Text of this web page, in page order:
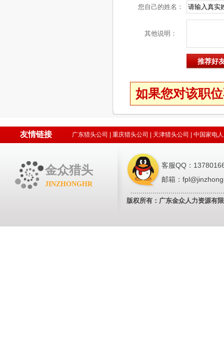
您自己的姓名：
其他说明：
如果您对该职
友情链接 广东猎头公司 | 重庆猎头公司 | 天津猎头公司 | 中国家电
金众猎头
JINZHONGHR
客服QQ：
邮箱：
版权所有：广东金众人力资源有